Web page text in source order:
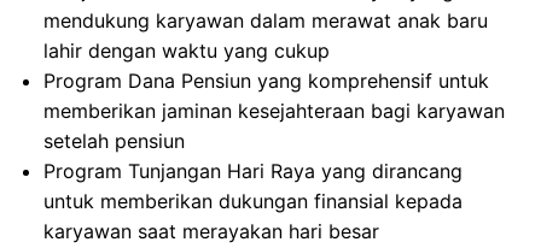
mendukung karyawan dalam merawat anak baru
lahir dengan waktu yang cukup
Program Dana Pensiun yang komprehensif untuk
memberikan jaminan kesejahteraan bagi karyawan
setelah pensiun
Program Tunjangan Hari Raya yang dirancang
untuk memberikan dukungan finansial kepada
karyawan saat merayakan hari besar